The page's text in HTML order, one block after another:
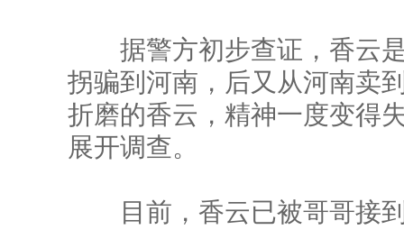
据警方初步查证，香云是
拐骗到河南，后又从河南卖
折磨的香云，精神一度变得
展开调查。
目前，香云已被哥哥接到